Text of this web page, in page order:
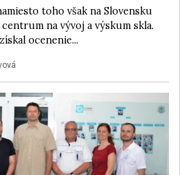
toho však na Slovensku
na vývoj a výskum skla.
ocenenie...